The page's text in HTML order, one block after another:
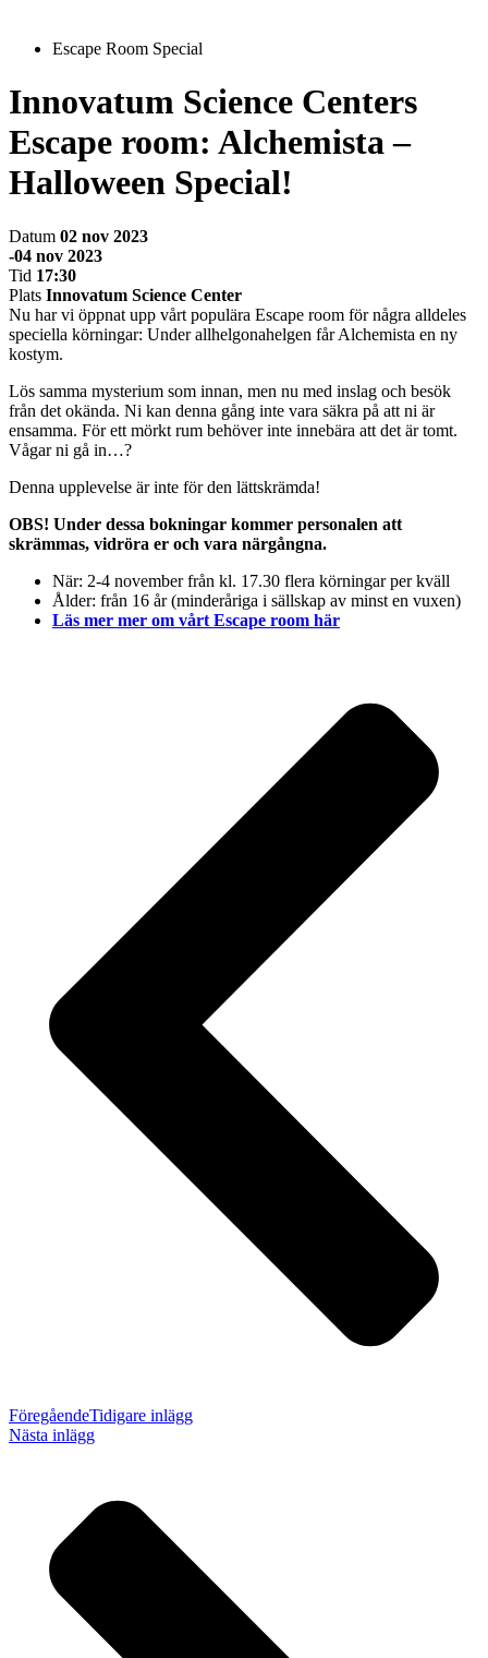
Escape Room Special
Innovatum Science Centers
Escape room: Alchemista –
Halloween Special!
Datum 02 nov 2023
-04 nov 2023
Tid 17:30
Plats Innovatum Science Center
Nu har vi öppnat upp vårt populära Escape room för några alldeles
speciella körningar: Under allhelgonahelgen får Alchemista en ny
kostym.
Lös samma mysterium som innan, men nu med inslag och besök
från det okända. Ni kan denna gång inte vara säkra på att ni är
ensamma. För ett mörkt rum behöver inte innebära att det är tomt.
Vågar ni gå in…?
Denna upplevelse är inte för den lättskrämda!
OBS! Under dessa bokningar kommer personalen att
skrämmas, vidröra er och vara närgångna.
När: 2-4 november från kl. 17.30 flera körningar per kväll
Ålder: från 16 år (minderåriga i sällskap av minst en vuxen)
Läs mer mer om vårt Escape room här
FöregåendeTidigare inlägg
Nästa inlägg